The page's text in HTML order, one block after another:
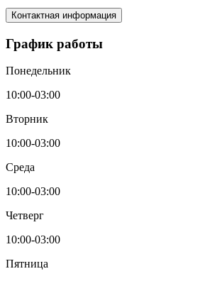
Контактная информация
График работы
Понедельник
10:00-03:00
Вторник
10:00-03:00
Среда
10:00-03:00
Четверг
10:00-03:00
Пятница